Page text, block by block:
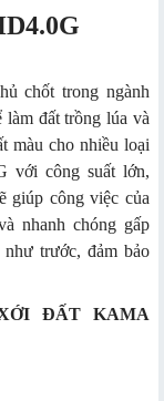
chốt trong ngành
đất trồng lúa và
màu cho nhiều loại
với công suất lớn,
giúp công việc của
nhanh chóng gấp
trước, đảm bảo
ĐẤT KAMA